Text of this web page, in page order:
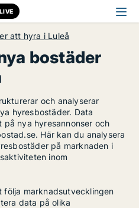
LIVE
att hyra i Luleå
bostäder
och analyserar
hyresbostäder. Data
nya hyresannonser och
Här kan du analysera
på marknaden i
inom
marknadsutvecklingen
data på olika